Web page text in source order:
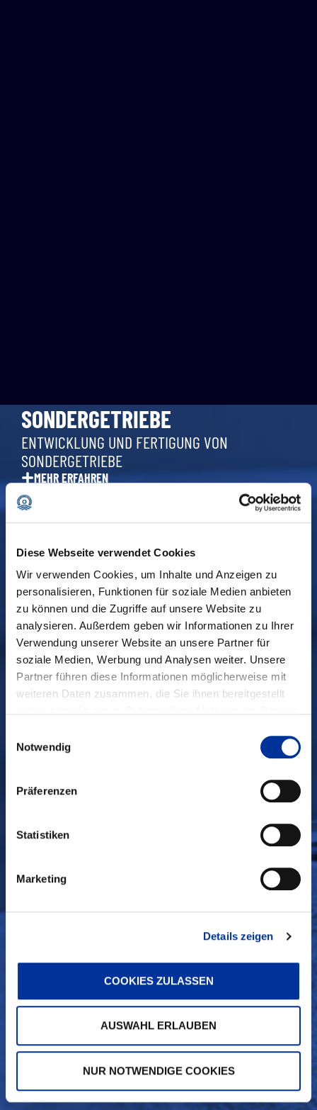
Diese Webseite verwendet Cookies
Wir verwenden Cookies, um Inhalte und Anzeigen zu
personalisieren, Funktionen für soziale Medien anbieten
zu können und die Zugriffe auf unsere Website zu
analysieren. Außerdem geben wir Informationen zu Ihrer
Verwendung unserer Website an unsere Partner für
soziale Medien, Werbung und Analysen weiter. Unsere
Partner führen diese Informationen möglicherweise mit
weiteren Daten zusammen, die Sie ihnen bereitgestellt
Notwendig
Präferenzen
Statistiken
Marketing
Details zeigen
COOKIES ZULASSEN
AUSWAHL ERLAUBEN
NUR NOTWENDIGE COOKIES
SONDERGETRIEBE
ENTWICKLUNG UND FERTIGUNG VON
SONDERGETRIEBE
MEHR ERFAHREN